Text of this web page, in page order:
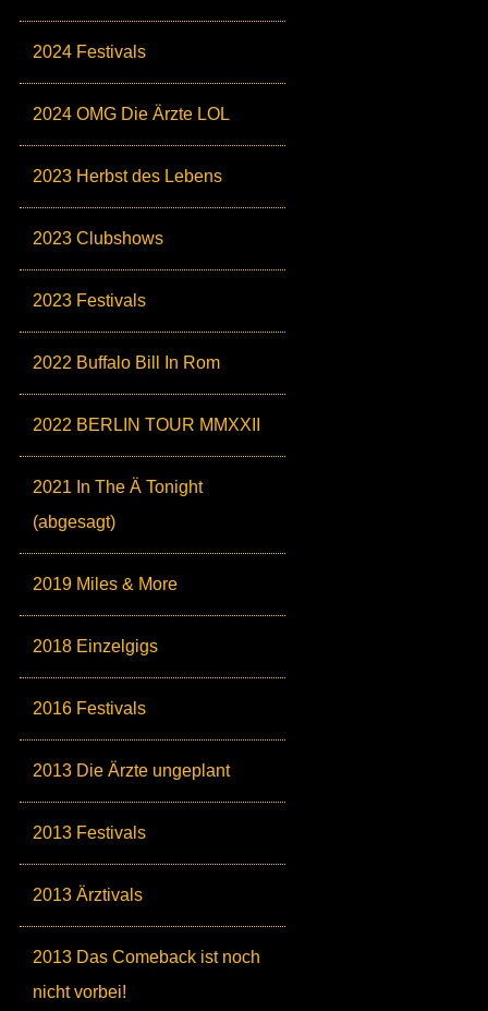
2024 Festivals
2024 OMG Die Ärzte LOL
2023 Herbst des Lebens
2023 Clubshows
2023 Festivals
2022 Buffalo Bill In Rom
2022 BERLIN TOUR MMXXII
2021 In The Ä Tonight
(abgesagt)
2019 Miles & More
2018 Einzelgigs
2016 Festivals
2013 Die Ärzte ungeplant
2013 Festivals
2013 Ärztivals
2013 Das Comeback ist noch
nicht vorbei!